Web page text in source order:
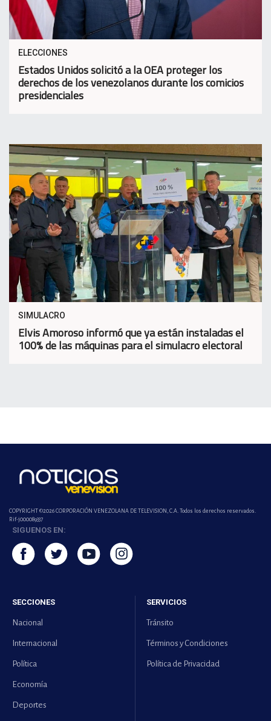
ELECCIONES
Estados Unidos solicitó a la OEA proteger los
derechos de los venezolanos durante los comicios
presidenciales
SIMULACRO
Elvis Amoroso informó que ya están instaladas el
100% de las máquinas para el simulacro electoral
COPYRIGHT ©2026 CORPORACIÓN VENEZOLANA DE TELEVISION, C.A. Todos los derechos reservados.
Rif-j000089337
SIGUENOS EN:
SECCIONES
Nacional
Internacional
Política
Economía
Deportes
SERVICIOS
Tránsito
Términos y Condiciones
Política de Privacidad